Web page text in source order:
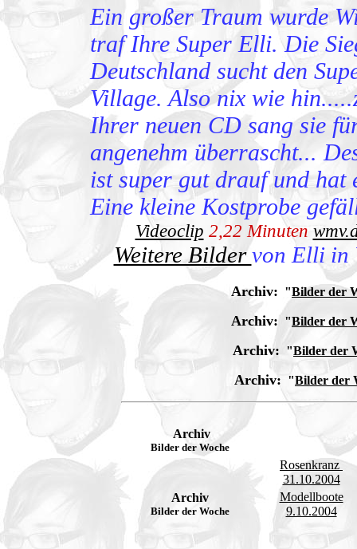
Ein großer Traum wurde
traf Ihre Super Elli. Die
Deutschland sucht den
Village. Also nix wie
Ihrer neuen CD sang sie
angenehm überrascht...
ist super gut drauf und hat
Eine kleine Kostprobe
Videoclip 2,22 Minuten
Weitere Bildervon Elli in
Archiv: "Bilder der
Archiv: "Bilder der
Archiv: "Bilder der
Archiv: "Bilder der
Archiv
Bilder der Woche
Rosenkranz
31.10.2004
Archiv
Bilder der Woche
Modellboote
9.10.2004